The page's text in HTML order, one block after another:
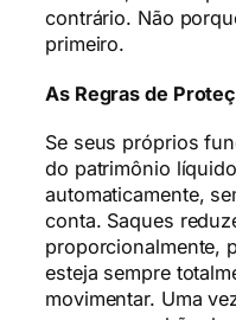
contrário. Não
primeiro.
As Regras de
Se seus próprios
do patrimônio
automaticamente,
conta. Saques
proporcionalmente,
esteja sempre
movimentar. Uma